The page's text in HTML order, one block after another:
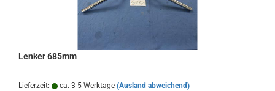
Lenker 685mm
Lieferzeit: ca. 3-5 Werktage (Ausland abweichend)